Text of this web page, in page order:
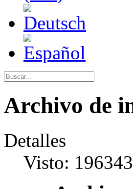
Archivo de
Detalles
Visto: